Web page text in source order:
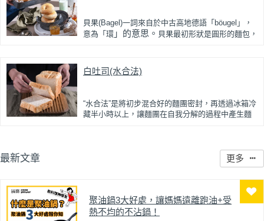
烘焙坊的鬆軟口感吧！
貝果(Bagel)一詞來自於中古高地德語 「böugel」，
意為「環 」的意思。 貝果最初形狀是圓形的麵包，
移民時帶到美國
產業，至今已發展出各式各樣琳瑯滿目的口味變
會越嚼越香甜喔！
白吐司(水合法)
“水合法”是將初步混合好的麵團密封，再透過冰箱冷
藏半小時以上，讓麵團在自我分解的過程中產生麵
司，口感鬆軟又有嚼勁。運用攪拌機攪打更均勻，
更可節省手揉時間，讓您在家也可輕鬆完成質地鬆
最新文章 更多
聚油鍋3大好處，讓媽媽遠離跑油+受
熱不均的不沾鍋！